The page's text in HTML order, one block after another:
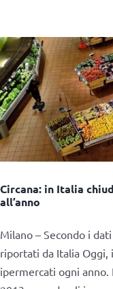
Circana: in Italia
all’anno
Milano – Secondo i
riportati da Italia Oggi,
ipermercati ogni